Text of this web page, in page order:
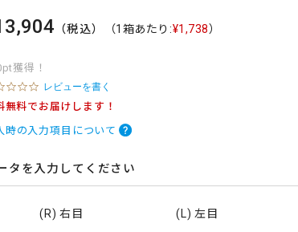
（税込） （1箱あたり:¥1,738）
獲得！
0
.
0
s
r
r
t
i
レビューを書く
無料でお届けします！
時の入力項目について
タを入力してください
(R) 右目 (L) 左目